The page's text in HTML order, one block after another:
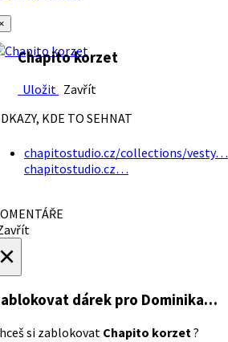
Chapito korzet
Uložit Zavřít
KDE TO SEHNAT
chapitostudio.cz/collections/vesty…
chapitostudio.cz…
dárek pro Dominika…
si zablokovat Chapito korzet?